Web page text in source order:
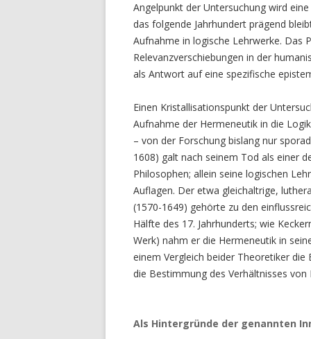
METHODENLEHRE
ANALYSEKATEGORIEN
Angelpunkt der Untersuchung wird
das folgende Jahrhundert prägend
Aufnahme in logische Lehrwerke. Das
Relevanzverschiebungen in der
als Antwort auf eine spezifische
Einen Kristallisationspunkt der
Aufnahme der Hermeneutik in die
– von der Forschung bislang nur
1608) galt nach seinem Tod als einer
Philosophen; allein seine logischen
Auflagen. Der etwa gleichaltrige,
(1570-1649) gehörte zu den
Hälfte des 17. Jahrhunderts; wie
Werk) nahm er die Hermeneutik in
einem Vergleich beider Theoretiker
die Bestimmung des Verhältnisses
Als Hintergründe der genannten